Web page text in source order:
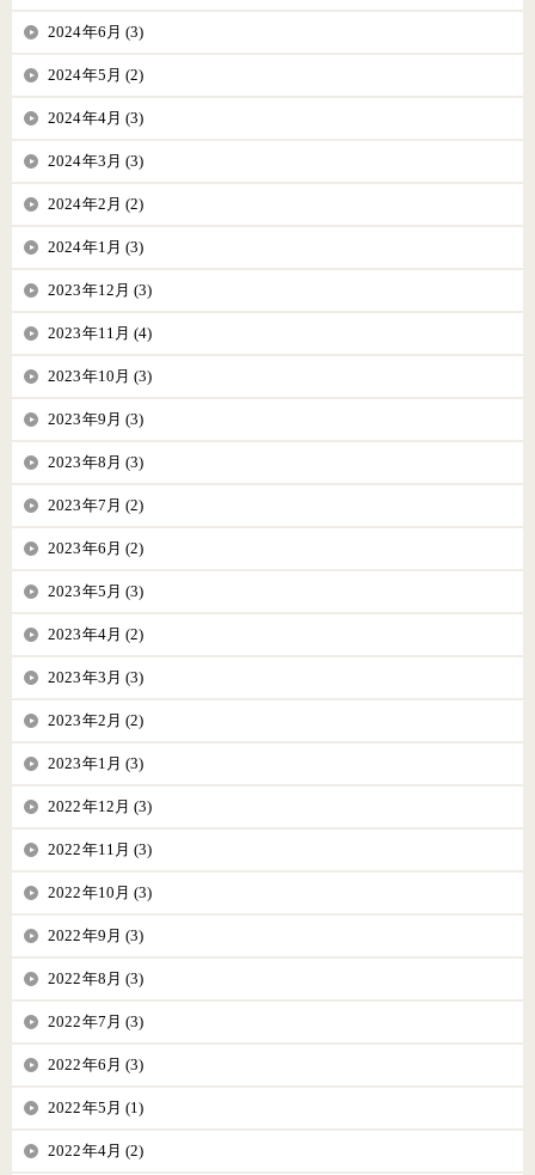
2024年6月 (3)
2024年5月 (2)
2024年4月 (3)
2024年3月 (3)
2024年2月 (2)
2024年1月 (3)
2023年12月 (3)
2023年11月 (4)
2023年10月 (3)
2023年9月 (3)
2023年8月 (3)
2023年7月 (2)
2023年6月 (2)
2023年5月 (3)
2023年4月 (2)
2023年3月 (3)
2023年2月 (2)
2023年1月 (3)
2022年12月 (3)
2022年11月 (3)
2022年10月 (3)
2022年9月 (3)
2022年8月 (3)
2022年7月 (3)
2022年6月 (3)
2022年5月 (1)
2022年4月 (2)